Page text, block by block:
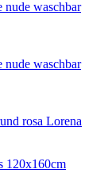
Lorena